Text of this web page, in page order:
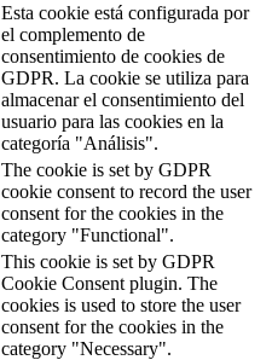
Esta cookie está configurada por
el complemento de
consentimiento de cookies de
GDPR. La cookie se utiliza para
almacenar el consentimiento del
usuario para las cookies en la
categoría "Análisis".
The cookie is set by GDPR
cookie consent to record the user
consent for the cookies in the
category "Functional".
This cookie is set by GDPR
Cookie Consent plugin. The
cookies is used to store the user
consent for the cookies in the
category "Necessary".